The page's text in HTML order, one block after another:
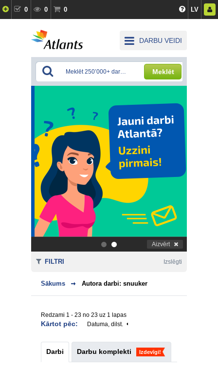
0 0 0 LV
DARBU VEIDI
Meklēt
. Aizvērt
Sākums Autora darbi: snuuker
Redzami 1 - 23 no 23 uz 1 lapas
Kārtot pēc: Datuma, dilst.
Darbi Darbu komplekti Izdevīgi!
FILTRI Izslēgti